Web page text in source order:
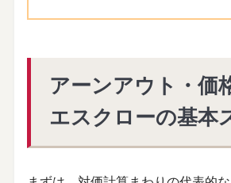
アーンアウト・価
エスクローの基本